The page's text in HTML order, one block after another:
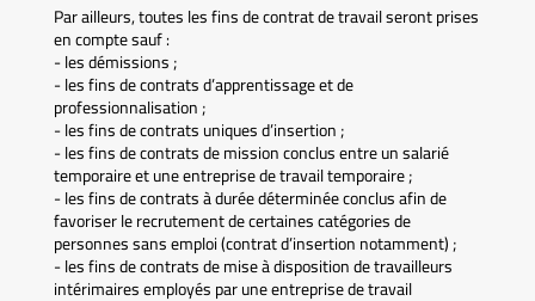
Par ailleurs, toutes les fins de contrat de travail seront prises
en compte sauf :
- les démissions ;
- les fins de contrats d’apprentissage et de
professionnalisation ;
- les fins de contrats uniques d’insertion ;
- les fins de contrats de mission conclus entre un salarié
temporaire et une entreprise de travail temporaire ;
- les fins de contrats à durée déterminée conclus afin de
favoriser le recrutement de certaines catégories de
personnes sans emploi (contrat d’insertion notamment) ;
- les fins de contrats de mise à disposition de travailleurs
intérimaires employés par une entreprise de travail